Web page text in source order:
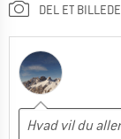
DEL ET BILLEDE